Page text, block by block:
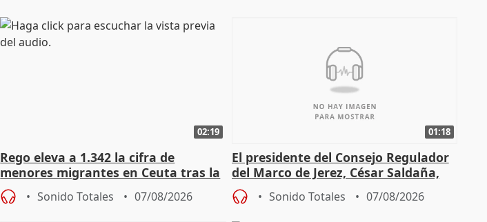
02:19
Rego eleva a 1.342 la cifra de
menores migrantes en Ceuta tras la
entrada masiva
Sonido Totales 07/08/2026
01:18
El presidente del Consejo Regulador
del Marco de Jerez, César Saldaña,
sobre exportaciones
Sonido Totales 07/08/2026